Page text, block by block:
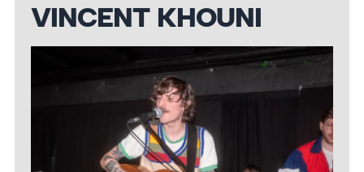
VINCENT KHOUNI